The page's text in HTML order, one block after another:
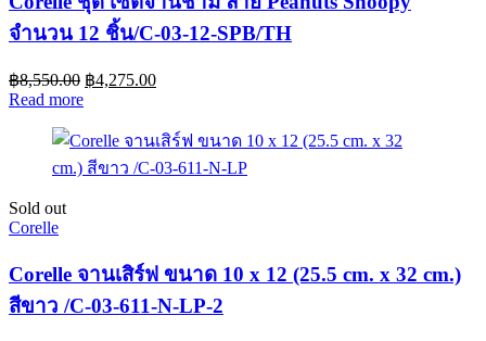
จำนวน 12 ชิ้น/C-03-12-SPB/TH
฿8,550.00 ฿4,275.00
Read more
Sold out
Corelle
Corelle จานเสิร์ฟ ขนาด 10 x 12 (25.5 cm. x 32 cm.)
สีขาว /C-03-611-N-LP-2